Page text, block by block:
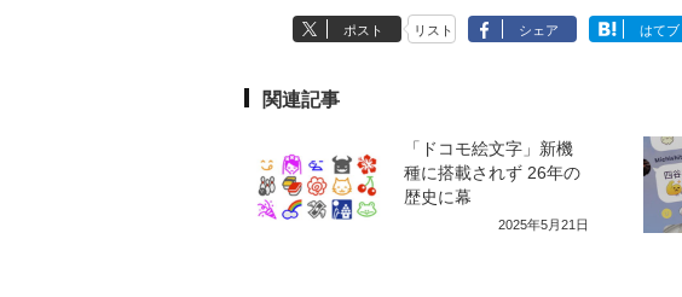
ポスト リスト シェア はてブ
関連記事
「ドコモ絵文字」新機
種に搭載されず 26年の
歴史に幕
2025年5月21日